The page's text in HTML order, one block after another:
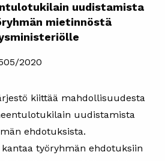
uudistamista
mietinnöstä
2020
kiittää mahdollisuudesta
uudistamista
ehdotuksista.
työryhmän ehdotuksiin